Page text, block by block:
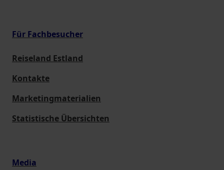
Für Fachbesucher
Reiseland Estland
Kontakte
Marketingmaterialien
Statistische Übersichten
Media